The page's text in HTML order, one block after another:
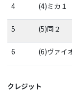
4 (4)ミカ１
5 (5)同２
6 (6)ヴァイ
クレジット